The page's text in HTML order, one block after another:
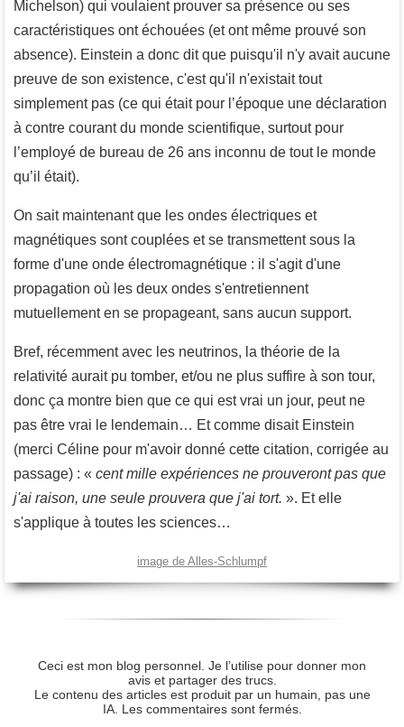
Michelson) qui voulaient prouver sa présence ou ses
caractéristiques ont échouées (et ont même prouvé son
absence). Einstein a donc dit que puisqu'il n'y avait aucune
preuve de son existence, c'est qu'il n'existait tout
simplement pas (ce qui était pour l’époque une déclaration
à contre courant du monde scientifique, surtout pour
l’employé de bureau de 26 ans inconnu de tout le monde
qu’il était).
On sait maintenant que les ondes électriques et
magnétiques sont couplées et se transmettent sous la
forme d'une onde électromagnétique : il s'agit d'une
propagation où les deux ondes s'entretiennent
mutuellement en se propageant, sans aucun support.
Bref, récemment avec les neutrinos, la théorie de la
relativité aurait pu tomber, et/ou ne plus suffire à son tour,
donc ça montre bien que ce qui est vrai un jour, peut ne
pas être vrai le lendemain… Et comme disait Einstein
(merci Céline pour m'avoir donné cette citation, corrigée au
passage) : « cent mille expériences ne prouveront pas que
j'ai raison, une seule prouvera que j'ai tort. ». Et elle
s'applique à toutes les sciences…
image de Alles-Schlumpf
Ceci est mon blog personnel. Je l’utilise pour donner mon
avis et partager des trucs.
Le contenu des articles est produit par un humain, pas une
IA. Les commentaires sont fermés.